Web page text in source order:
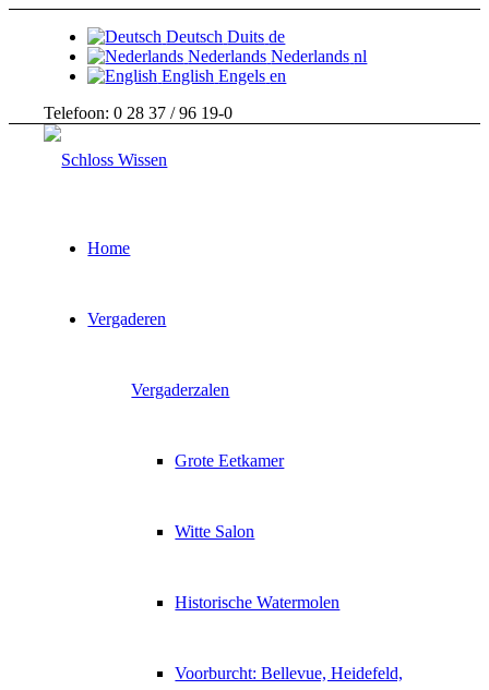
Deutsch Duits de
Nederlands Nederlands nl
English Engels en
Telefoon: 0 28 37 / 96 19-0
Home
Vergaderen
Vergaderzalen
Grote Eetkamer
Witte Salon
Historische Watermolen
Voorburcht: Bellevue, Heidefeld,